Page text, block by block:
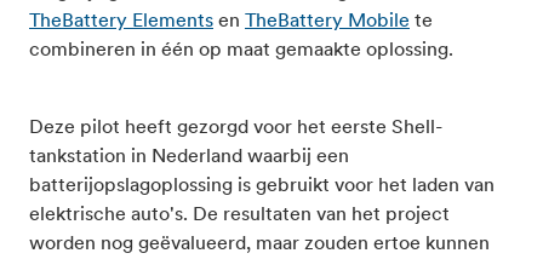
TheBattery Elements en TheBattery Mobile te
combineren in één op maat gemaakte oplossing.
Deze pilot heeft gezorgd voor het eerste Shell-
tankstation in Nederland waarbij een
batterijopslagoplossing is gebruikt voor het laden van
elektrische auto's. De resultaten van het project
worden nog geëvalueerd, maar zouden ertoe kunnen